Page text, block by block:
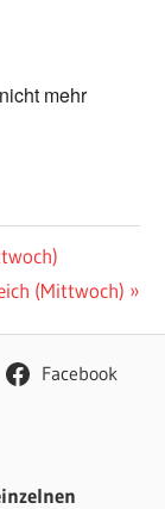
mehr
(Mittwoch)
Facebook